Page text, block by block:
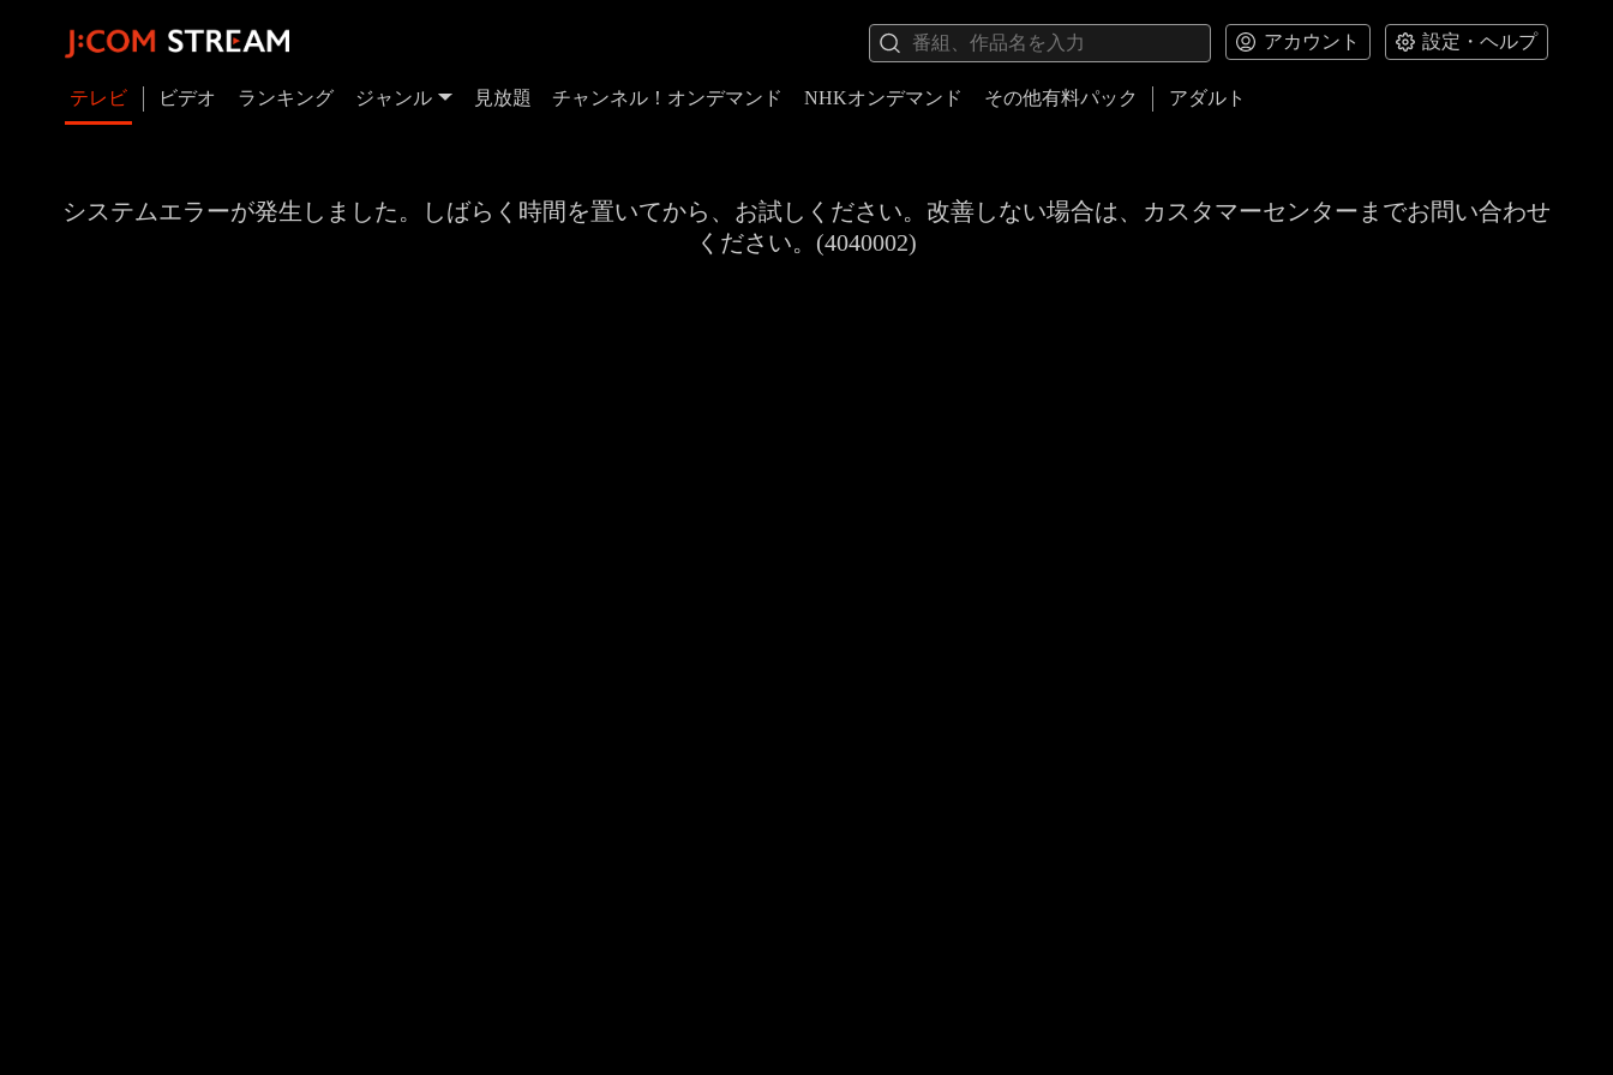
アカウント 設定・ヘルプ
テレビ ビデオ ランキング ジャンル 見放題 チャンネル！オンデマンド NHKオンデマンド その他有料パック アダルト
システムエラーが発生しました。しばらく時間を置いてから、お試しください。改善しない場合は、カスタマーセンターまでお問い合わせ
ください。(4040002)